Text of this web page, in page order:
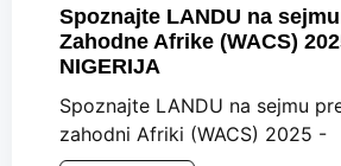
Spoznajte LANDU na
Zahodne Afrike (WACS)
NIGERIJA
Spoznajte LANDU na sejmu
zahodni Afriki (WACS) 2025 -